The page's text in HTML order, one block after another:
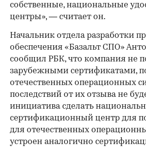
собственные, национальные
центры», — считает он.
Начальник отдела разработки
обеспечения «Базальт СПО»
сообщил РБК, что компания не
зарубежными сертификатами,
отечественных операционных
последствий от их отзыва не
инициатива сделать
сертификационный центр для
для отечественных
устроен аналогично